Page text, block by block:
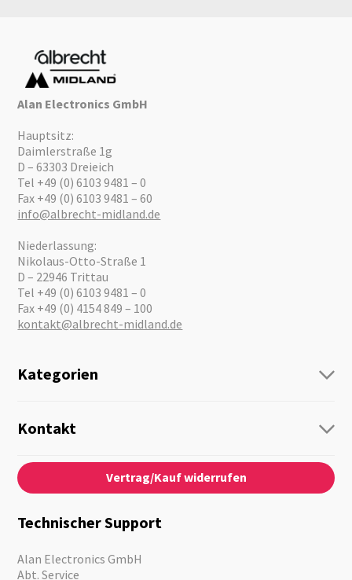
Alan Electronics GmbH
Hauptsitz:
Daimlerstraße 1g
D – 63303 Dreieich
Tel +49 (0) 6103 9481 – 0
Fax +49 (0) 6103 9481 – 60
info@albrecht-midland.de
Niederlassung:
Nikolaus-Otto-Straße 1
D – 22946 Trittau
Tel +49 (0) 6103 9481 – 0
Fax +49 (0) 4154 849 – 100
kontakt@albrecht-midland.de
Kategorien
Personenführung
Audio
Notfallvorsorge
Motorrad
Angebote
Kontakt
Kontaktformular
Über Uns
News
Kataloge
Vertrag/Kauf widerrufen
Technischer Support
Alan Electronics GmbH
Abt. Service